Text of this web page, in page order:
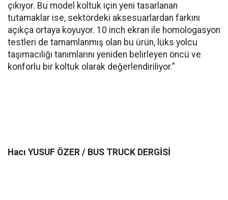
çıkıyor. Bu model koltuk için yeni tasarlanan
tutamaklar ise, sektördeki aksesuarlardan farkını
açıkça ortaya koyuyor. 10 inch ekran ile homologasyon
testleri de tamamlanmış olan bu ürün, lüks yolcu
taşımacılığı tanımlarını yeniden belirleyen öncü ve
konforlu bir koltuk olarak değerlendiriliyor.”
Hacı YUSUF ÖZER / BUS TRUCK DERGİSİ